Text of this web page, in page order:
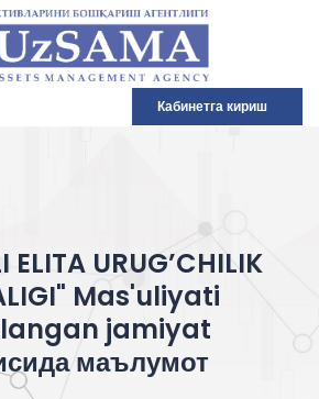
Кабинетга кириш
ELITA URUG’CHILIK
Mas'uliyati
jamiyat
маълумот